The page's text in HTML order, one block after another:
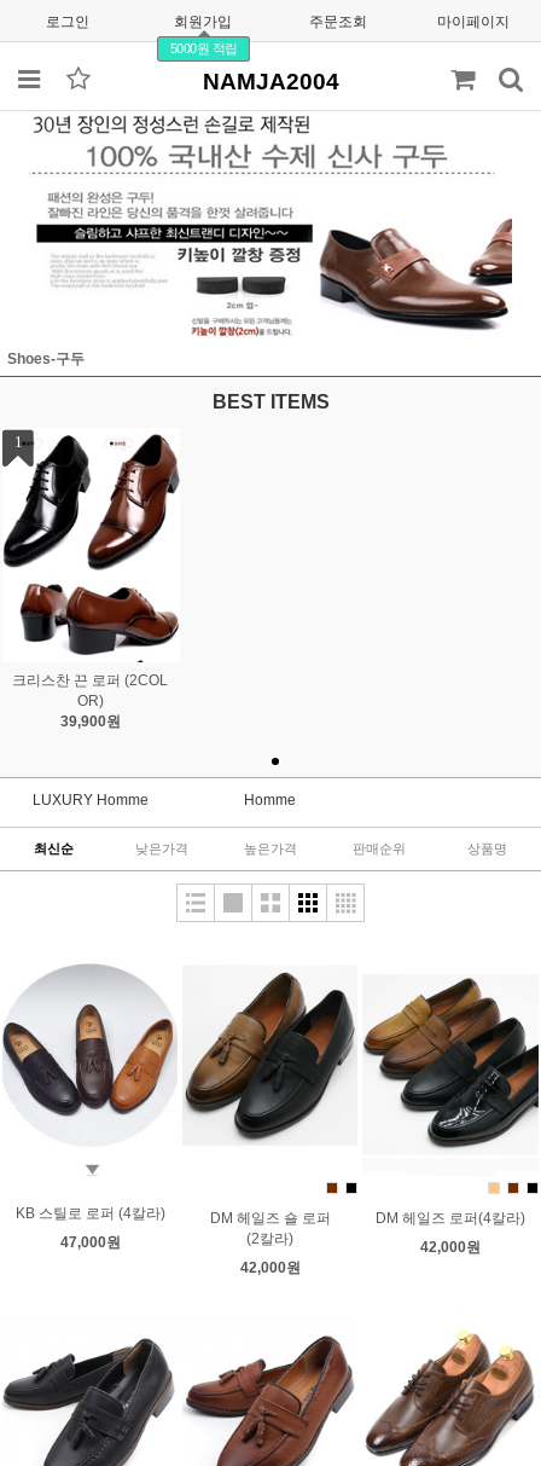
로그인 회원가입
5000원 적립
주문조회 마이페이지
NAMJA2004
Shoes-구두
BEST ITEMS
1
크리스찬 끈 로퍼 (2COL
OR)
39,900원
LUXURY Homme Homme
최신순 낮은가격 높은가격 판매순위 상품명
KB 스틸로 로퍼 (4칼라)
47,000원
DM 헤일즈 숄 로퍼
(2칼라)
42,000원
DM 헤일즈 로퍼(4칼라)
42,000원